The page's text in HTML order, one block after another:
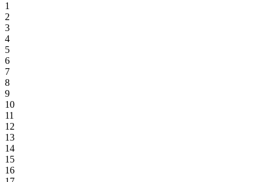
1
2
3
4
5
6
7
8
9
10
11
12
13
14
15
16